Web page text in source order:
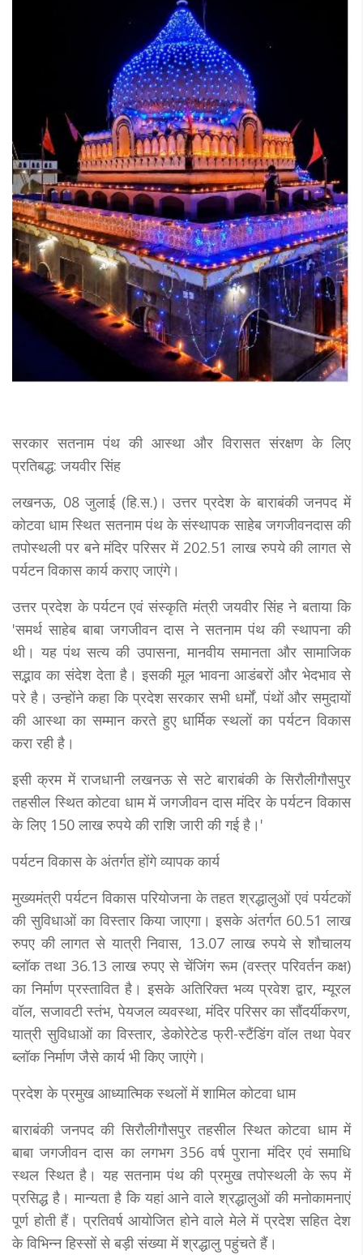
सरकार सतनाम पंथ की आस्था और विरासत संरक्षण के लिए
प्रतिबद्ध: जयवीर सिंह
लखनऊ, 08 जुलाई (हि.स.)। उत्तर प्रदेश के बाराबंकी जनपद में
कोटवा धाम स्थित सतनाम पंथ के संस्थापक साहेब जगजीवनदास की
तपोस्थली पर बने मंदिर परिसर में 202.51 लाख रुपये की लागत से
पर्यटन विकास कार्य कराए जाएंगे।
उत्तर प्रदेश के पर्यटन एवं संस्कृति मंत्री जयवीर सिंह ने बताया कि
'समर्थ साहेब बाबा जगजीवन दास ने सतनाम पंथ की स्थापना की
थी। यह पंथ सत्य की उपासना, मानवीय समानता और सामाजिक
सद्भाव का संदेश देता है। इसकी मूल भावना आडंबरों और भेदभाव से
परे है। उन्होंने कहा कि प्रदेश सरकार सभी धर्मों, पंथों और समुदायों
की आस्था का सम्मान करते हुए धार्मिक स्थलों का पर्यटन विकास
करा रही है।
इसी क्रम में राजधानी लखनऊ से सटे बाराबंकी के सिरौलीगौसपुर
तहसील स्थित कोटवा धाम में जगजीवन दास मंदिर के पर्यटन विकास
के लिए 150 लाख रुपये की राशि जारी की गई है।'
पर्यटन विकास के अंतर्गत होंगे व्यापक कार्य
मुख्यमंत्री पर्यटन विकास परियोजना के तहत श्रद्धालुओं एवं पर्यटकों
की सुविधाओं का विस्तार किया जाएगा। इसके अंतर्गत 60.51 लाख
रुपए की लागत से यात्री निवास, 13.07 लाख रुपये से शौचालय
ब्लॉक तथा 36.13 लाख रुपए से चेंजिंग रूम (वस्त्र परिवर्तन कक्ष)
का निर्माण प्रस्तावित है। इसके अतिरिक्त भव्य प्रवेश द्वार, म्यूरल
वॉल, सजावटी स्तंभ, पेयजल व्यवस्था, मंदिर परिसर का सौंदर्यीकरण,
यात्री सुविधाओं का विस्तार, डेकोरेटेड फ्री-स्टैंडिंग वॉल तथा पेवर
ब्लॉक निर्माण जैसे कार्य भी किए जाएंगे।
प्रदेश के प्रमुख आध्यात्मिक स्थलों में शामिल कोटवा धाम
बाराबंकी जनपद की सिरौलीगौसपुर तहसील स्थित कोटवा धाम में
बाबा जगजीवन दास का लगभग 356 वर्ष पुराना मंदिर एवं समाधि
स्थल स्थित है। यह सतनाम पंथ की प्रमुख तपोस्थली के रूप में
प्रसिद्ध है। मान्यता है कि यहां आने वाले श्रद्धालुओं की मनोकामनाएं
पूर्ण होती हैं। प्रतिवर्ष आयोजित होने वाले मेले में प्रदेश सहित देश
के विभिन्न हिस्सों से बड़ी संख्या में श्रद्धालु पहुंचते हैं।